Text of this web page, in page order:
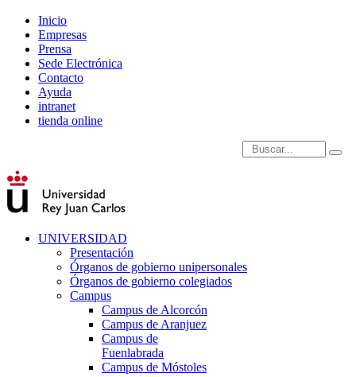
Inicio
Empresas
Prensa
Sede Electrónica
Contacto
Ayuda
intranet
tienda online
Introduce términos de
UNIVERSIDAD
Presentación
Órganos de gobierno unipersonales
Órganos de gobierno colegiados
Campus
Campus de Alcorcón
Campus de Aranjuez
Campus de
Fuenlabrada
Campus de Móstoles